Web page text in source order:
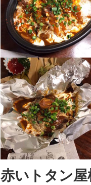
赤いトタン屋